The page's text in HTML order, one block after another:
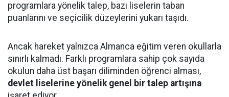
programlara yönelik talep, bazı liselerin taban
puanlarını ve seçicilik düzeylerini yukarı taşıdı.
Ancak hareket yalnızca Almanca eğitim veren okullarla
sınırlı kalmadı. Farklı programlara sahip çok sayıda
okulun daha üst başarı diliminden öğrenci alması,
devlet liselerine yönelik genel bir talep artışına